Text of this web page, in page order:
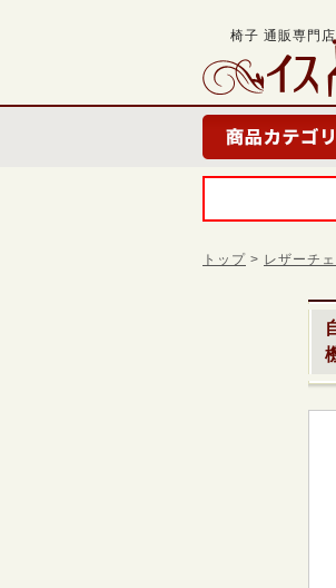
椅子 通販専門
トップ > レザーチ